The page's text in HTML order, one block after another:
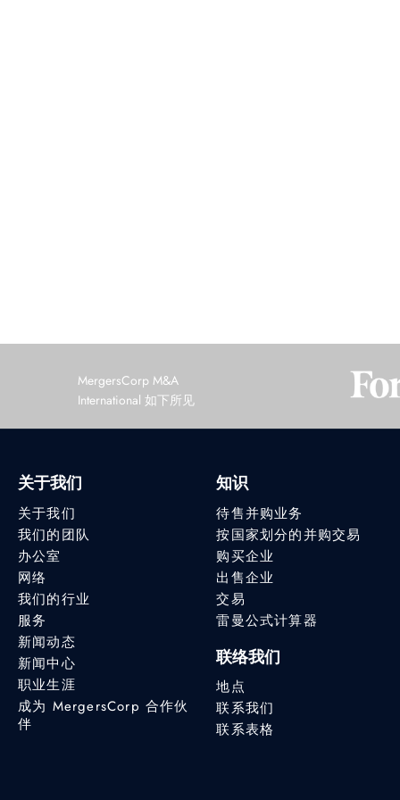
MergersCorp M&A
International 如下所见
关于我们
关于我们
我们的团队
办公室
网络
我们的行业
服务
新闻动态
新闻中心
职业生涯
成为 MergersCorp 合作伙
伴
知识
待售并购业务
按国家划分的并购交易
购买企业
出售企业
交易
雷曼公式计算器
联络我们
地点
联系我们
联系表格